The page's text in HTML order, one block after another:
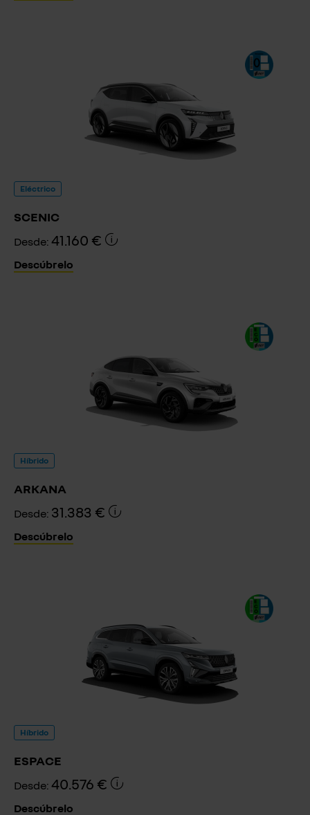
Eléctrico
SCENIC
Desde: 41.160 €
Descúbrelo
Híbrido
ARKANA
Desde: 31.383 €
Descúbrelo
Híbrido
ESPACE
Desde: 40.576 €
Descúbrelo